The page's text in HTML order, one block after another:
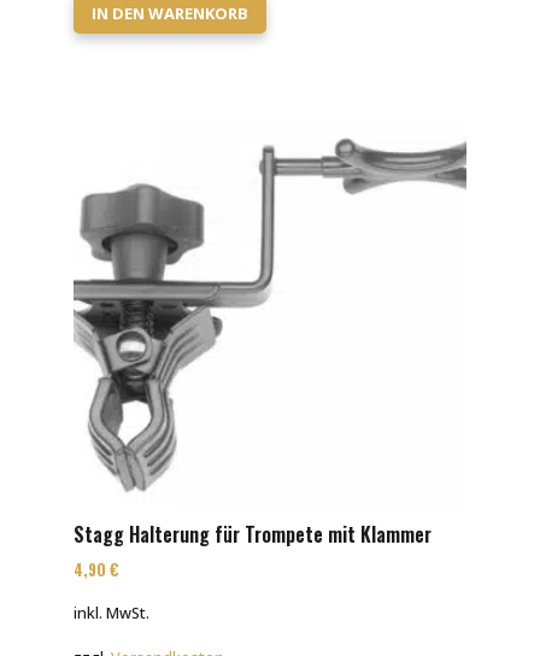
IN DEN WARENKORB
Stagg Halterung für Trompete mit Klammer
4,90 €
inkl. MwSt.